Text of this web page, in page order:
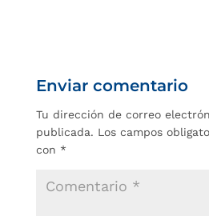
Enviar comentario
Tu dirección de correo
publicada. Los campos
con *